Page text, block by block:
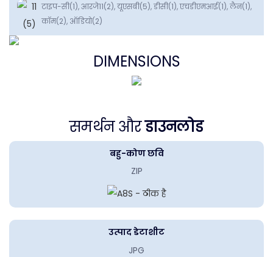
टाइप-सी(1), आरजे11(2), यूएसबी(5), डीसी(1), एचडीएमआई(1), लैन(1),
कॉम(2), ऑडियो(2)
DIMENSIONS
समर्थन औरडाउनलोड
बहु-कोण छवि
ZIP
उत्पाद डेटाशीट
JPG